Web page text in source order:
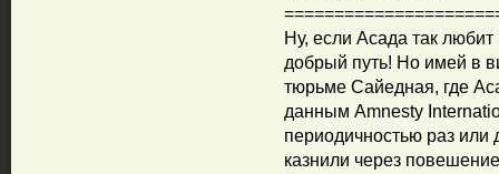
Ну, если Асада так
добрый путь! Но имей в
тюрьме Сайедная, где
данным Amnesty
периодичностью раз или
казнили через